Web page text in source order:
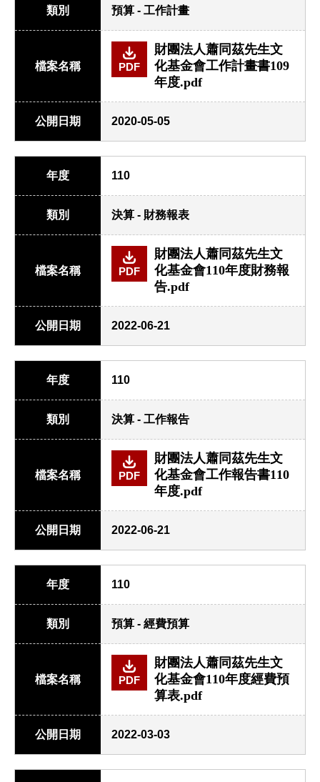
類別 預算 - 工作計畫
檔案名稱 PDF
財團法人蕭同茲先生文
化基金會工作計畫書109
年度.pdf
公開日期 2020-05-05
年度 110
類別 決算 - 財務報表
檔案名稱 PDF
財團法人蕭同茲先生文
化基金會110年度財務報
告.pdf
公開日期 2022-06-21
年度 110
類別 決算 - 工作報告
檔案名稱 PDF
財團法人蕭同茲先生文
化基金會工作報告書110
年度.pdf
公開日期 2022-06-21
年度 110
類別 預算 - 經費預算
檔案名稱 PDF
財團法人蕭同茲先生文
化基金會110年度經費預
算表.pdf
公開日期 2022-03-03